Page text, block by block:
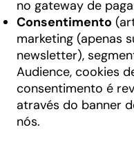
no gateway de
Consentimento
marketing (apenas
newsletter),
Audience, cookies
consentimento é
através do banner
nós.